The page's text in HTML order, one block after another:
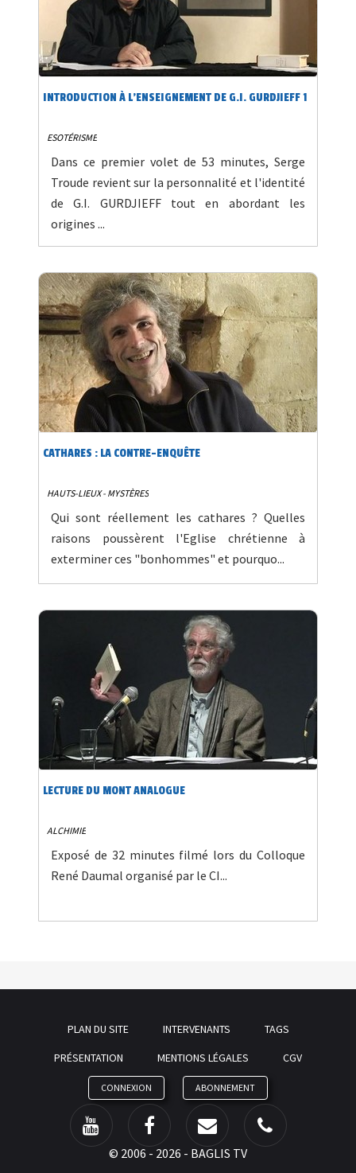
INTRODUCTION À L'ENSEIGNEMENT DE G.I. GURDJIEFF 1
ESOTÉRISME
Dans ce premier volet de 53 minutes, Serge
Troude revient sur la personnalité et l'identité
de G.I. GURDJIEFF tout en abordant les
origines ...
CATHARES : LA CONTRE-ENQUÊTE
HAUTS-LIEUX - MYSTÈRES
Qui sont réellement les cathares ? Quelles
raisons poussèrent l'Eglise chrétienne à
exterminer ces "bonhommes" et pourquo...
LECTURE DU MONT ANALOGUE
ALCHIMIE
Exposé de 32 minutes filmé lors du Colloque
René Daumal organisé par le CI...
PLAN DU SITE INTERVENANTS
TAGS
PRÉSENTATION
MENTIONS LÉGALES CGV
CONNEXION ABONNEMENT
© 2006 - 2026 - BAGLIS TV